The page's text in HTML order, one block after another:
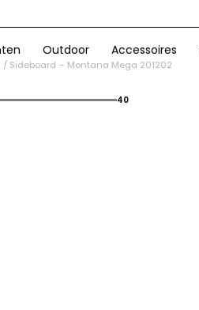
Outdoor Accessoires
/ Sideboard – Montana Mega 201202
40